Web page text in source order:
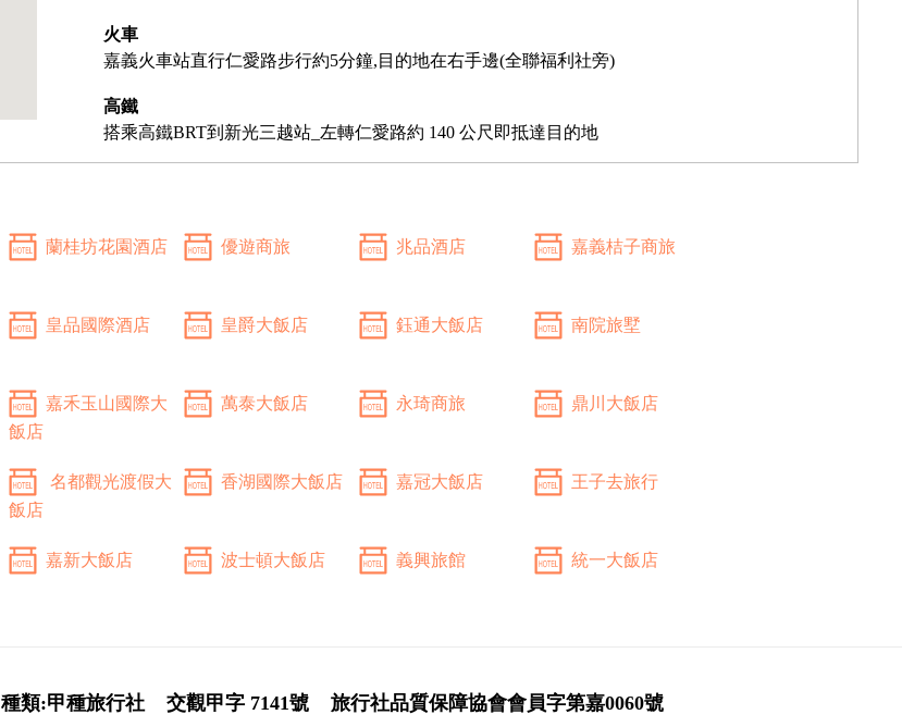
火車
嘉義火車站直行仁愛路步行約5分鐘,目的地在右手邊(全聯福利社旁)
高鐵
搭乘高鐵BRT到新光三越站_左轉仁愛路約 140 公尺即抵達目的地
蘭桂坊花園酒店 優遊商旅 兆品酒店 嘉義桔子商旅
皇品國際酒店 皇爵大飯店 鈺通大飯店 南院旅墅
嘉禾玉山國際大
飯店
萬泰大飯店 永琦商旅 鼎川大飯店
名都觀光渡假大
飯店
香湖國際大飯店 嘉冠大飯店 王子去旅行
嘉新大飯店 波士頓大飯店 義興旅館 統一大飯店
種類:甲種旅行社 交觀甲字 7141號 旅行社品質保障協會會員字第嘉0060號